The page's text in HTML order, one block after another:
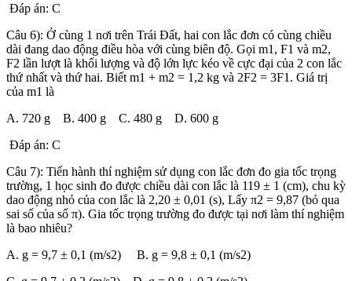
Đáp án: C
Câu 6): Ở cùng 1 nơi trên Trái Đất, hai con lắc đơn có cùng chiều
dài đang dao động điều hòa với cùng biên độ. Gọi m1, F1 và m2,
F2 lần lượt là khối lượng và độ lớn lực kéo về cực đại của 2 con lắc
thứ nhất và thứ hai. Biết m1 + m2 = 1,2 kg và 2F2 = 3F1. Giá trị
của m1 là
A. 720 g B. 400 g C. 480 g D. 600 g
Đáp án: C
Câu 7): Tiến hành thí nghiệm sử dụng con lắc đơn đo gia tốc trọng
trường, 1 học sinh đo được chiều dài con lắc là 119 ± 1 (cm), chu kỳ
dao động nhỏ của con lắc là 2,20 ± 0,01 (s), Lấy π2 = 9,87 (bỏ qua
sai số của số π). Gia tốc trọng trường đo được tại nơi làm thí nghiệm
là bao nhiêu?
A. g = 9,7 ± 0,1 (m/s2) B. g = 9,8 ± 0,1 (m/s2)